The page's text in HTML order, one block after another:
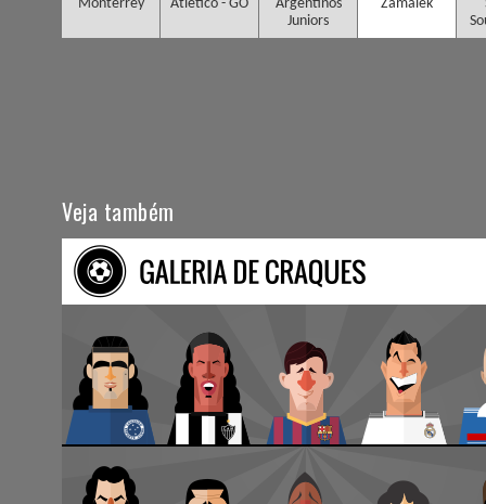
Monterrey Atlético - GO
Argentinos
Juniors
Zamalek
Veja também